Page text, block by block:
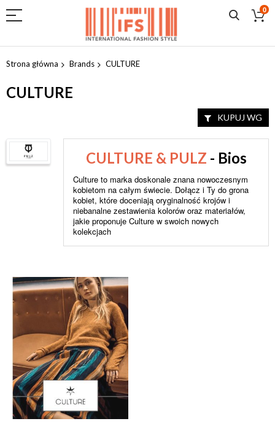
0
Przejdź
do
Strona główna Brands CULTURE
CULTURE
CULTURE & PULZ - Bios
Culture to marka doskonale znana nowoczesnym
kobietom na całym świecie. Dołącz i Ty do grona
kobiet, które doceniają oryginalność krojów i
niebanalne zestawienia kolorów oraz materiałów,
jakie proponuje Culture w swoich nowych
kolekcjach
KUPUJ WG